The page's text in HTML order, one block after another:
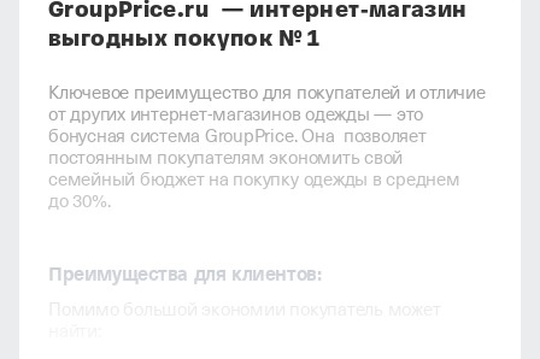
GroupPrice.ru — интернет-магазин
выгодных покупок № 1
Ключевое преимущество для покупателей и отличие
от других интернет-магазинов одежды — это
бонусная система GroupPrice. Она позволяет
постоянным покупателям экономить свой
семейный бюджет на покупку одежды в среднем
до 30%.
Преимущества для клиентов: